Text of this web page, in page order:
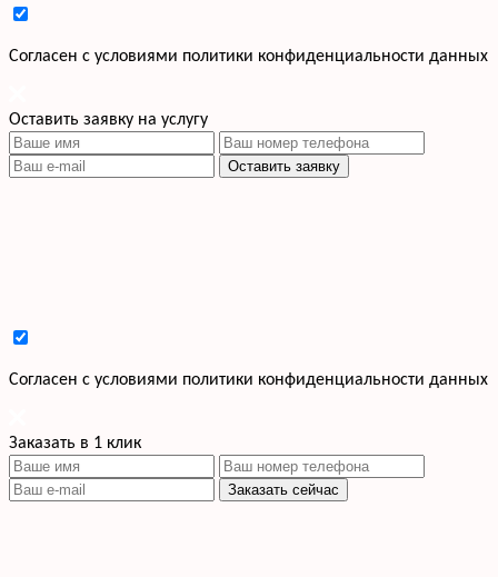
Cогласен с условиями политики конфиденциальности данных
Оставить заявку на услугу
Оставить заявку
Cогласен с условиями политики конфиденциальности данных
Заказать в 1 клик
Заказать сейчас